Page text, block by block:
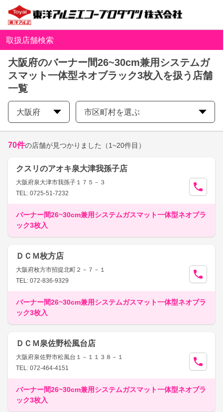
取扱店舗検索
大阪府のバーナー間26~30cm兼用システムガ
スマット一体型ネオブラック3枚入を扱う店舗
一覧
大阪府 市区町村を選ぶ
70件の店舗が見つかりました （1~20件目）
クスリのアオキ泉大津我孫子店
大阪府泉大津市我孫子１７５－３
TEL: 0725-51-7232
バーナー間26~30cm兼用システムガスマット一体型ネオブラ
ック3枚入
ＤＣＭ枚方店
大阪府枚方市招提北町２－７－１
TEL: 072-836-9329
バーナー間26~30cm兼用システムガスマット一体型ネオブラ
ック3枚入
ＤＣＭ泉佐野松風台店
大阪府泉佐野市松風台１－１１３８－１
TEL: 072-464-4151
バーナー間26~30cm兼用システムガスマット一体型ネオブラ
ック3枚入